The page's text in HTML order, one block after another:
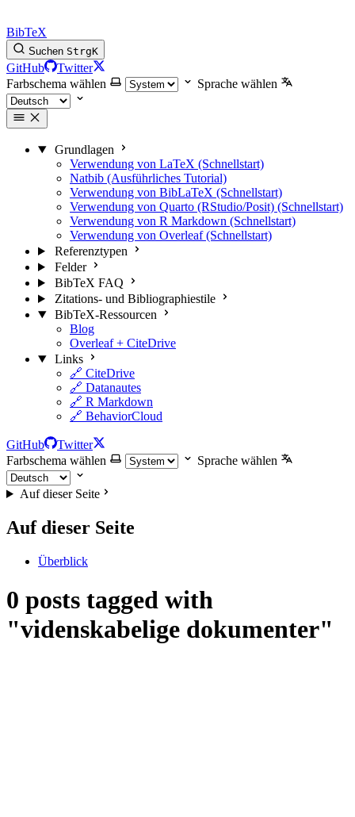
BibTeX
Suchen StrgK
GitHub
Twitter
Farbschema wählen
Sprache wählen
Grundlagen
Verwendung von LaTeX (Schnellstart)
Natbib (Ausführliches Tutorial)
Verwendung von BibLaTeX (Schnellstart)
Verwendung von Quarto (RStudio/Posit) (Schnellstart)
Verwendung von R Markdown (Schnellstart)
Verwendung von Overleaf (Schnellstart)
Referenztypen
Felder
BibTeX FAQ
Zitations- und Bibliographiestile
BibTeX-Ressourcen
Blog
Overleaf + CiteDrive
Links
🔗 CiteDrive
🔗 Datanautes
🔗 R Markdown
🔗 BehaviorCloud
GitHub
Twitter
Farbschema wählen
Sprache wählen
Auf dieser Seite
Auf dieser Seite
Überblick
0 posts tagged with
"videnskabelige dokumenter"